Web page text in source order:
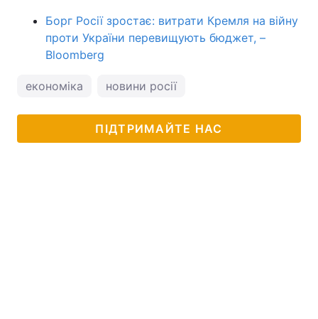
Борг Росії зростає: витрати Кремля на війну
проти України перевищують бюджет, –
Bloomberg
економіка новини росії
ПІДТРИМАЙТЕ НАС